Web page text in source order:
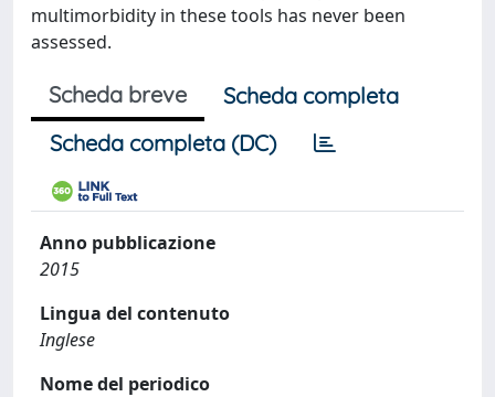
multimorbidity in these tools has never been
assessed.
Scheda breve
Scheda completa
Scheda completa (DC)
Anno pubblicazione
2015
Lingua del contenuto
Inglese
Nome del periodico